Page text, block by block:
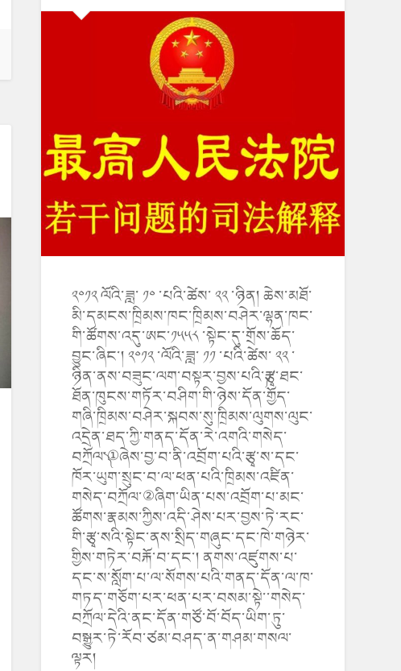
༢༠༡༢ ལོའི་ཟླ་ ༡༠ ་པའི་ཚེས་ ༢༢ ་ཉིན། ཆེས་མཐོ་
མི་དམངས་ཁྲིམས་ཁང་ཁྲིམས་བཤེར་ལྷན་ཁང་
གི་ཚོགས་འདུ་ཨང་༡༥༥༨ ་སྟེང་དུ་གྲོས་ཆོད་
བྱུང་ཞིང་། ༢༠༡༢ ་ལོའི་ཟླ་ ༡༡ ་པའི་ཚེས་ ༢༢ ་
ཉིན་ནས་བཟུང་ལག་བསྟར་བྱས་པའི་༼རྩྭ་ཐང་
ཐོན་ཁུངས་གཏོར་བཤིག་གི་ཉེས་དོན་གྱོད་
གཞི་ཁྲིམས་བཤེར་སྐབས་སུ་ཁྲིམས་ལུགས་ལུང་
འདྲེན་ཐད་ཀྱི་གནད་དོན་རེ་འགའི་གསེད་
བཀྲོལ་༽①ཞེས་བྱ་བ་ནི་འབྲོག་པའི་རྩྭ་ས་དང་
ཁོར་ཡུག་སྲུང་བ་ལ་ཕན་པའི་ཁྲིམས་འཛིན་
གསེད་བཀྲོལ་②ཞིག་ཡིན་པས་འབྲོག་པ་མང་
ཚོགས་རྣམས་ཀྱིས་འདི་ཤེས་པར་བྱས་ཏེ་རང་
གི་རྩྭ་སའི་སྟེང་ནས་སྲིད་གཞུང་དང་ཁེ་གཉེར་
གྱིས་གཏེར་བརྐོ་བ་དང་། ནགས་འཛུགས་པ་
དང་ས་སློག་པ་ལ་སོགས་པའི་གནད་དོན་ལ་ཁ་
གཏད་གཅོག་པར་ཕན་པར་བསམ་སྟེ་་གསེད་
བཀྲོལ་དེའི་ནང་དོན་གཙོ་བོ་བོད་ཡིག་ཏུ་
བསྒྱུར་ཏེ་རོབ་ཙམ་བཤད་ན་གཤམ་གསལ་
ལྟར།